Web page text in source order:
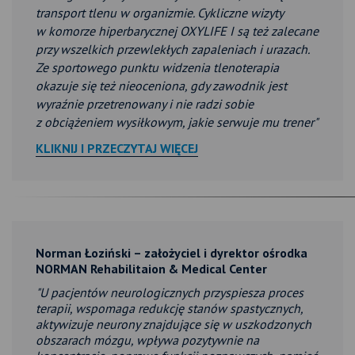
transport tlenu w organizmie. Cykliczne wizyty
w komorze hiperbarycznej OXYLIFE I są też zalecane
przy wszelkich przewlekłych zapaleniach i urazach.
Ze sportowego punktu widzenia tlenoterapia
okazuje się też nieoceniona, gdy zawodnik jest
wyraźnie przetrenowany i nie radzi sobie
z obciążeniem wysiłkowym, jakie serwuje mu trener"
KLIKNIJ I PRZECZYTAJ WIĘCEJ
Norman Łoziński – założyciel i dyrektor ośrodka
NORMAN Rehabilitaion & Medical Center
"U pacjentów neurologicznych przyspiesza proces
terapii, wspomaga redukcję stanów spastycznych,
aktywizuje neurony znajdujące się w uszkodzonych
obszarach mózgu, wpływa pozytywnie na